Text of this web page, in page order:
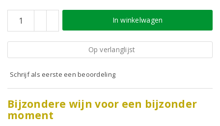
In winkelwagen
Op verlanglijst
Schrijf als eerste een beoordeling
Bijzondere wijn voor een bijzonder
moment